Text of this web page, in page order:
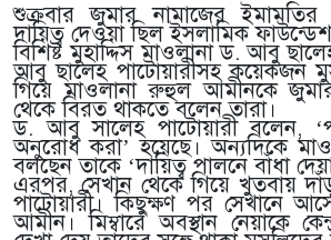
শুক্রবার জুমার নামাজের
দায়িত্ব দেওয়া ছিল ইসলামিক
বিশিষ্ট মুহাদ্দিস মাওলানা ড. আবু
আবু ছালেহ পাটোয়ারীসহ কয়েকজন
গিয়ে মাওলানা রুহুল আমীনকে
থেকে বিরত থাকতে বলেন তারা।
ড. আবু সালেহ পাটোয়ারী বলেন,
অনুরোধ করা’ হয়েছে। অন্যদিকে
বলছেন তাকে ‘দায়িত্ব পালনে বাঁধা
এরপর, সেখান থেকে গিয়ে খুতবায়
পাটোয়ারী। কিছুক্ষণ পর সেখানে
আমীন। মিম্বারে অবস্থান নেয়াকে